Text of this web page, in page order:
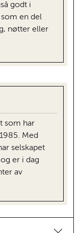
godt i
en del
nøtter eller
som har
Med
selskapet
er i dag
av